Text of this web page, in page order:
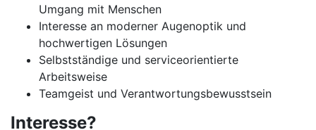
Umgang mit Menschen
Interesse an moderner Augenoptik und
hochwertigen Lösungen
Selbstständige und serviceorientierte
Arbeitsweise
Teamgeist und Verantwortungsbewusstsein
Interesse?